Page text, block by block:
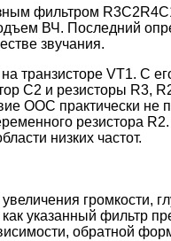
фильтром
ВЧ. Последний
звучания.
транзисторе VT1. С
С2 и резисторы R3,
ООС практически
резистора
низких частот.
громкости,
указанный фильтр
обратной